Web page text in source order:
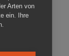
ein Ort
und
Arten von
ein. Ihre